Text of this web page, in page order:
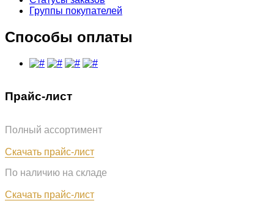
Группы покупателей
Способы оплаты
Прайс-лист
Полный ассортимент
Скачать прайс-лист
По наличию на складе
Скачать прайс-лист